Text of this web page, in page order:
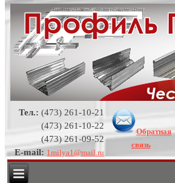
Тел.: (473) 261-10-21
(473) 261-10-22
(473) 261-09-52
E-mail: 1milya1@mail.ru
Обратная
связь